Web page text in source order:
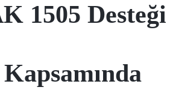
1505 Desteği